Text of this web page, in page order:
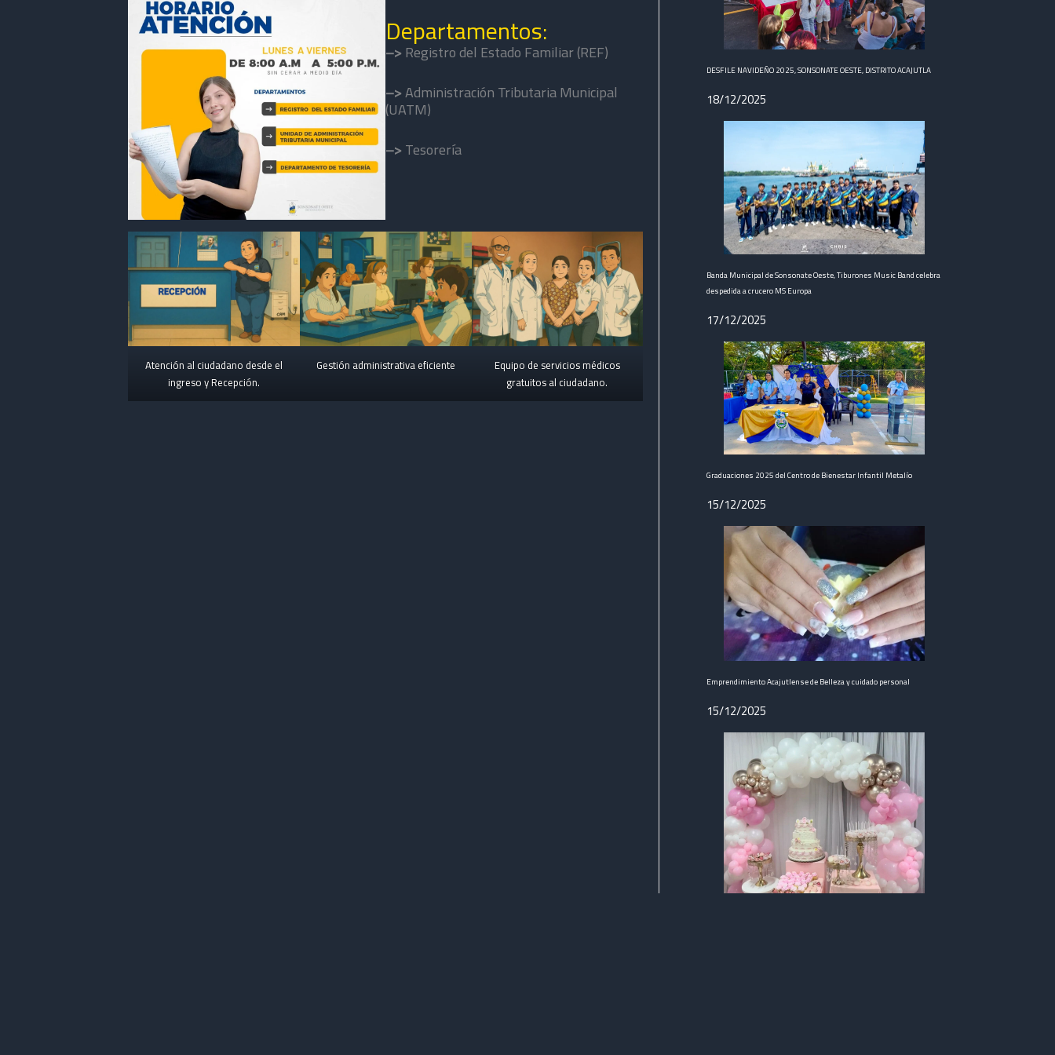
Departamentos:
–>Registro del Estado Familiar (REF)
–>Administración Tributaria Municipal
(UATM)
–>Tesorería
Atención al ciudadano desde el
ingreso y Recepción.
Gestión administrativa eficiente
Equipo de servicios médicos
gratuitos al ciudadano.
DESFILE NAVIDEÑO 2025, SONSONATE OESTE, DISTRITO ACAJUTLA
18/12/2025
Banda Municipal de Sonsonate Oeste, Tiburones Music Band celebra
despedida a crucero MS Europa
17/12/2025
Graduaciones 2025 del Centro de Bienestar Infantil Metalío
15/12/2025
Emprendimiento Acajutlense de Belleza y cuidado personal
15/12/2025